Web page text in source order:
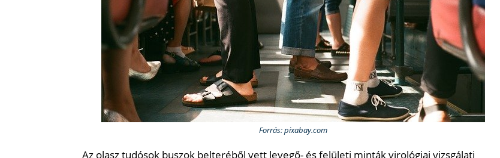
Forrás: pixabay.com
Az olasz tudósok buszok belteréből vett levegő- és felületi minták virológiai vizsgálati